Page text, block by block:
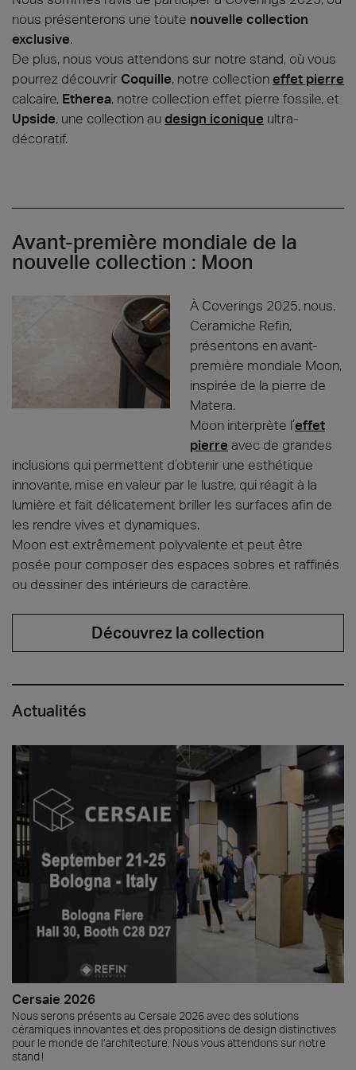
nous présenterons une toute nouvelle collection
exclusive.
De plus, nous vous attendons sur notre stand, où vous
pourrez découvrir Coquille, notre collection effet pierre
calcaire, Etherea, notre collection effet pierre fossile, et
Upside, une collection au design iconique ultra-
décoratif.
Avant-première mondiale de la
nouvelle collection : Moon
À Coverings 2025, nous,
Ceramiche Refin,
présentons en avant-
première mondiale Moon,
inspirée de la pierre de
Matera.
Moon interprète l’effet
pierre avec de grandes
inclusions qui permettent d’obtenir une esthétique
innovante, mise en valeur par le lustre, qui réagit à la
lumière et fait délicatement briller les surfaces afin de
les rendre vives et dynamiques.
Moon est extrêmement polyvalente et peut être
posée pour composer des espaces sobres et raffinés
ou dessiner des intérieurs de caractère.
Découvrez la collection
Actualités
Cersaie 2026
Nous serons présents au Cersaie 2026 avec des solutions
céramiques innovantes et des propositions de design distinctives
pour le monde de l’architecture. Nous vous attendons sur notre
stand !